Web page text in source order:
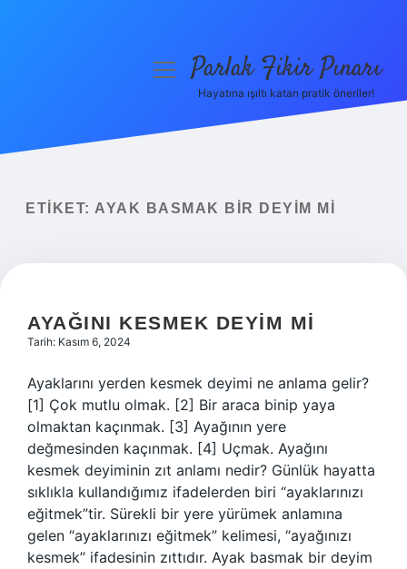
Yasal Uyarı
menüyüParlak Fikir Pınarı
Hayatına ışıltı katan pratik öneriler!
ETIKET: AYAK BASMAK BIR DEYIM MI
AYAĞINI KESMEK DEYIM MI
Tarih: Kasım 6, 2024
Ayaklarını yerden kesmek deyimi ne anlama gelir?
[1] Çok mutlu olmak. [2] Bir araca binip yaya
olmaktan kaçınmak. [3] Ayağının yere
değmesinden kaçınmak. [4] Uçmak. Ayağını
kesmek deyiminin zıt anlamı nedir? Günlük hayatta
sıklıkla kullandığımız ifadelerden biri “ayaklarınızı
eğitmek”tir. Sürekli bir yere yürümek anlamına
gelen “ayaklarınızı eğitmek” kelimesi, “ayağınızı
kesmek” ifadesinin zıttıdır. Ayak basmak bir deyim